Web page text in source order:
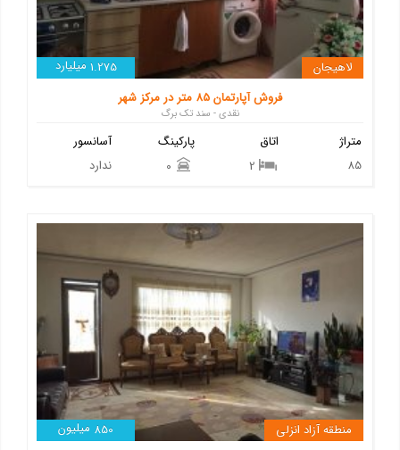
1.275 میلیارد
لاهیجان
فروش آپارتمان 85 متر در مرکز شهر
نقدی - سند تک برگ
آسانسور
ندارد
پارکینگ
اتاق
متراژ
85
850 میلیون
منطقه آزاد انزلی